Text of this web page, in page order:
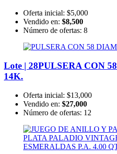
Oferta inicial: $5,000
Vendido en: $8,500
Número de ofertas: 8
Lote | 28PULSERA CON
14K.
Oferta inicial: $13,000
Vendido en: $27,000
Número de ofertas: 12